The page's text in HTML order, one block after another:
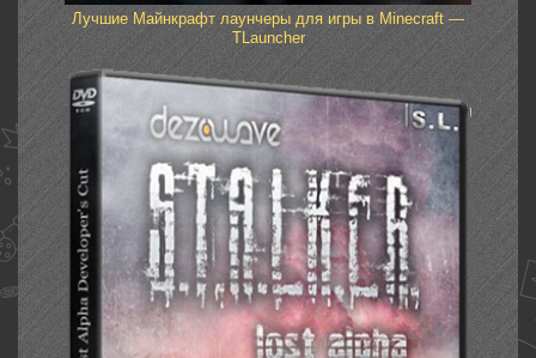
Лучшие Майнкрафт лаунчеры для игры в Minecraft —
TLauncher